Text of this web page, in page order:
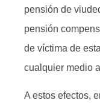
pensión de
pensión
de víctima de
cualquier medio
A estos efectos,